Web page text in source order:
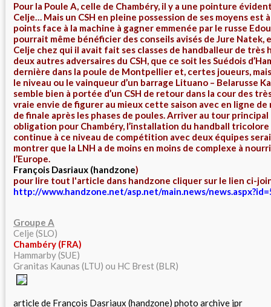
Pour la Poule A, celle de Chambéry, il y a une pointure
Celje… Mais un CSH en pleine possession de ses moyens est
points face à la machine à gagner emmenée par le russe
pourrait même bénéficier des conseils avisés de Jure Natek,
Celje chez qui il avait fait ses classes de handballeur de très
deux autres adversaires du CSH, que ce soit les Suédois
dernière dans la poule de Montpellier et, certes joueurs,
le niveau ou le vainqueur d’un barrage Lituano – Belarusse
semble bien à portée d’un CSH de retour dans la cour des
vraie envie de figurer au mieux cette saison avec en ligne
de finale après les phases de poules. Arriver au tour
obligation pour Chambéry, l’installation du handball
continue à ce niveau de compétition avec deux équipes
montrer que la LNH a de moins en moins de complexe à
l’Europe.
François Dasriaux (handzone)
pour lire tout l'article dans handzone cliquer sur le lien ci-
http://www.handzone.net/asp.net/main.news/
Groupe A
Celje (SLO)
Chambéry (FRA)
Hammarby (SUE)
Granitas Kaunas (LTU) ou HC Brest (BLR)
article de François Dasriaux (handzone) photo archive jpr